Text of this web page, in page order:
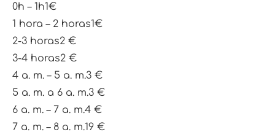
0h – 1h1€
1 hora – 2 horas1€
2-3 horas2 €
3-4 horas2 €
4 a. m. – 5 a. m.3 €
5 a. m. a 6 a. m.3 €
6 a. m. – 7 a. m.4 €
7 a. m. – 8 a. m.19 €